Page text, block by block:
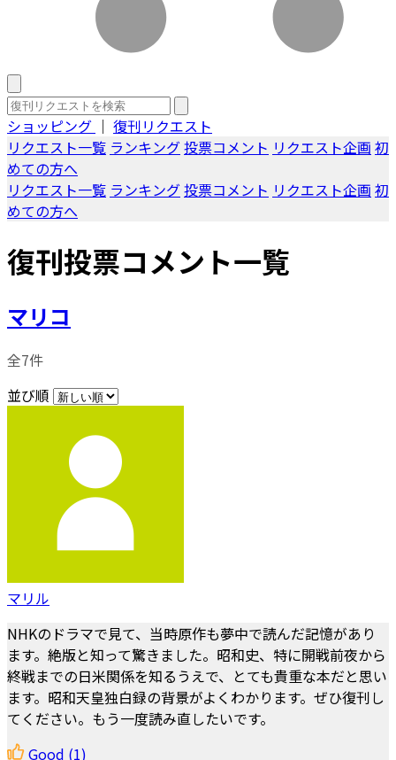
ショッピング ｜ 復刊リクエスト
リクエスト一覧 ランキング投票コメント リクエスト企画 初
めての方へ
リクエスト一覧 ランキング投票コメント リクエスト企画 初
めての方へ
復刊投票コメント一覧
マリコ
全7件
並び順
マリル
NHKのドラマで見て、当時原作も夢中で読んだ記憶があり
ます。絶版と知って驚きました。昭和史、特に開戦前夜から
終戦までの日米関係を知るうえで、とても貴重な本だと思い
ます。昭和天皇独白録の背景がよくわかります。ぜひ復刊し
てください。もう一度読み直したいです。
Good (1)